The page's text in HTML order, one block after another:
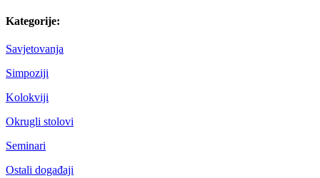
Kategorije:
Savjetovanja
Simpoziji
Kolokviji
Okrugli stolovi
Seminari
Ostali događaji